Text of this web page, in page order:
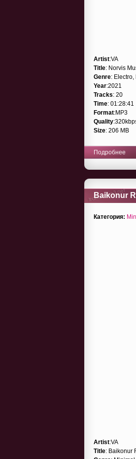
Artist:VA
Title: Norvis
Genre: Electro,
Year:2021
Tracks: 20
Time: 01:28:41
Format:MP3
Quality
Size: 206 MB
Подробнее
Baikonur
Категория:
Artist:VA
Title: Baikonur